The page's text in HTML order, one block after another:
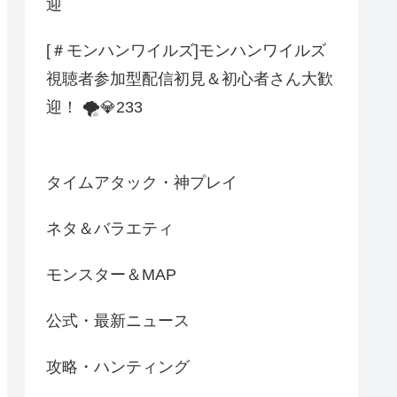
迎
[＃モンハンワイルズ]モンハンワイルズ
視聴者参加型配信初見＆初心者さん大歓
迎！ 🌪️💎233
タイムアタック・神プレイ
ネタ＆バラエティ
モンスター＆MAP
公式・最新ニュース
攻略・ハンティング